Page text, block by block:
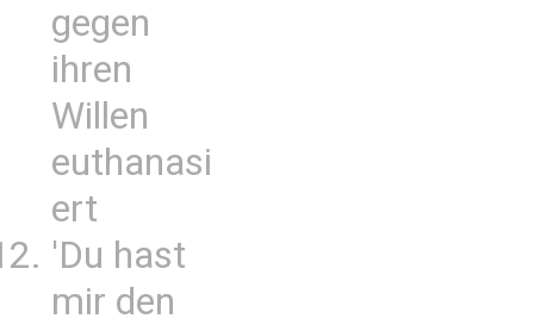
gegen
ihren
Willen
euthanasi
ert
'Du hast
mir den